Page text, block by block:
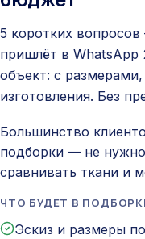
5 коротких
пришлёт в
объект: с
изготовления. Без
Большинство
подборки — не нужно
сравнивать ткани и
ЧТО БУДЕТ В
Эскиз и размеры